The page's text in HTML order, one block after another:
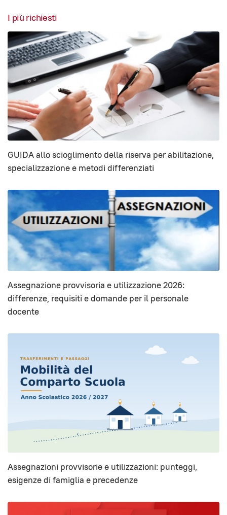
I più richiesti
GUIDA allo scioglimento della riserva per abilitazione,
specializzazione e metodi differenziati
Assegnazione provvisoria e utilizzazione 2026:
differenze, requisiti e domande per il personale
docente
Assegnazioni provvisorie e utilizzazioni: punteggi,
esigenze di famiglia e precedenze